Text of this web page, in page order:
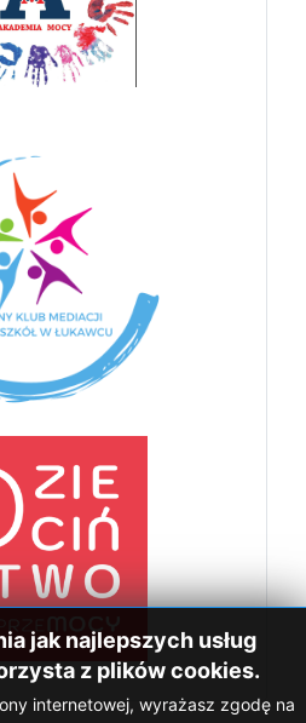
jak najlepszych usług
z plików cookies.
internetowej, wyrażasz zgodę na